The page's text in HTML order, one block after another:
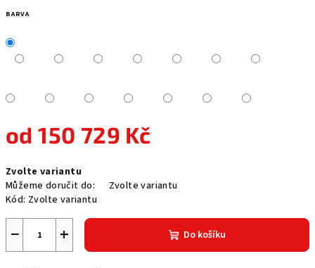
BARVA
od150 729 Kč
cena:
Zvolte variantu
Můžeme doručit do:
Zvolte variantu
Kód: Zvolte variantu
+
− Do košíku